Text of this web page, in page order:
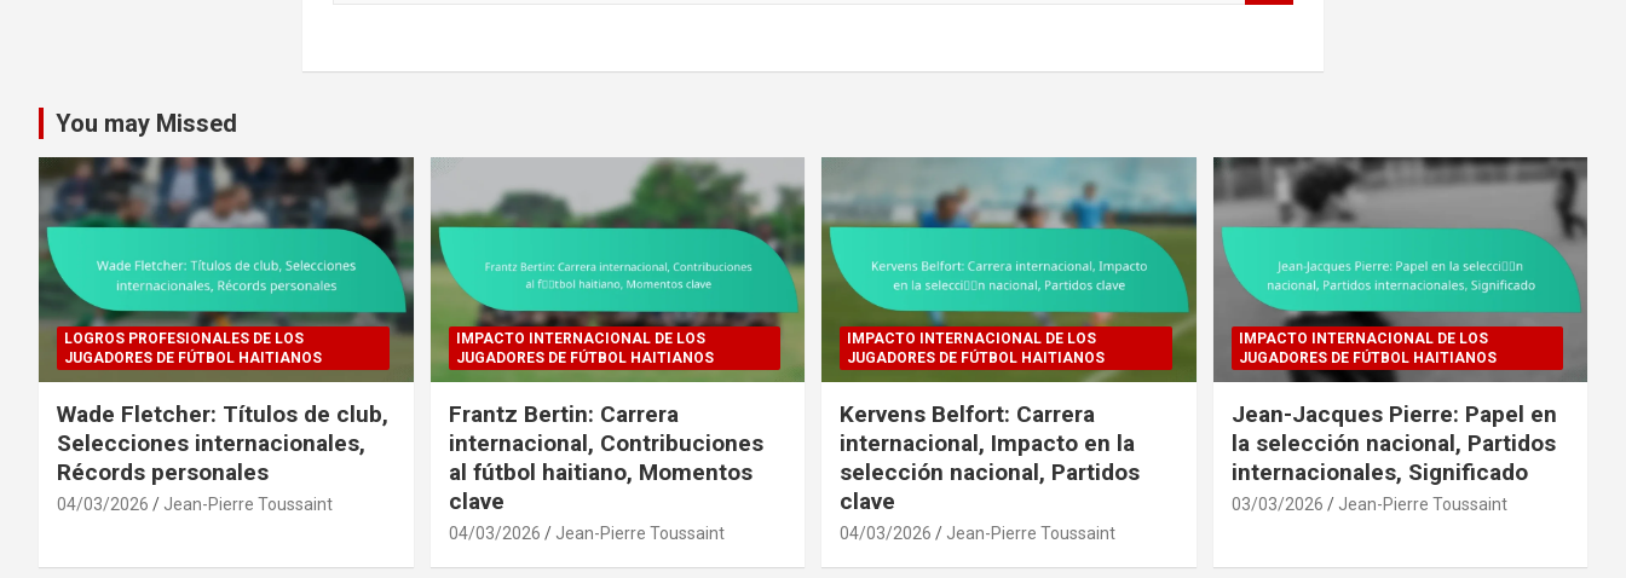
You may Missed
LOGROS PROFESIONALES DE LOS
JUGADORES DE FÚTBOL HAITIANOS
Wade Fletcher: Títulos de club,
Selecciones internacionales,
Récords personales
04/03/2026 Jean-Pierre Toussaint
IMPACTO INTERNACIONAL DE LOS
JUGADORES DE FÚTBOL HAITIANOS
Frantz Bertin: Carrera
internacional, Contribuciones
al fútbol haitiano, Momentos
clave
04/03/2026 Jean-Pierre Toussaint
IMPACTO INTERNACIONAL DE LOS
JUGADORES DE FÚTBOL HAITIANOS
Kervens Belfort: Carrera
internacional, Impacto en la
selección nacional, Partidos
clave
04/03/2026 Jean-Pierre Toussaint
IMPACTO INTERNACIONAL DE LOS
JUGADORES DE FÚTBOL HAITIANOS
Jean-Jacques Pierre: Papel en
la selección nacional, Partidos
internacionales, Significado
03/03/2026 Jean-Pierre Toussaint